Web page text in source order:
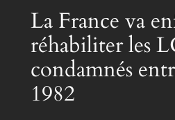
La France va
réhabiliter les
condamnés
1982